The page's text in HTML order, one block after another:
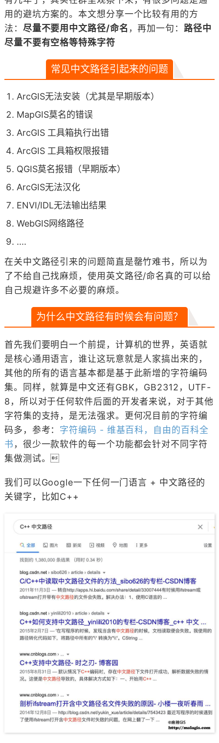
用的避坑方案的。本文想分享一个比较有用的方
法： 尽量不要用中文路径/命名 ，再加一句： 路径中
尽量不要有空格等特殊字符
常见中文路径引起来的问题
ArcGIS无法安装（尤其是早期版本）
MapGIS莫名的错误
ArcGIS 工具箱执行出错
ArcGIS 工具箱权限报错
QGIS莫名报错（早期版本）
ArcGIS无法汉化
ENVI/IDL无法输出结果
WebGIS网络路径
....
在关中文路径引来的问题简直是罄竹难书，所以为
了不给自己找麻烦，使用英文路径/命名真的可以给
自己规避许多不必要的麻烦。
为什么中文路径有时候会有问题？
首先我们要明白一个前提，计算机的世界，英语就
是核心通用语言，谁让这玩意就是人家搞出来的，
其他的所有的语言基本都是基于此新增的字符编码
集。同样，就算是中文还有GBK，GB2312，UTF-
8，所以对于任何软件后面的开发者来说，对于其他
字符集的支持，是无法强求。更何况目前的字符编
码多，参考： 字符编码 - 维基百科，自由的百科全
书 ，很少一款软件的每一个功能都会针对不同字符
集做测试。
我们可以Google一下任何一门语言 + 中文路径的
关键字，比如C++